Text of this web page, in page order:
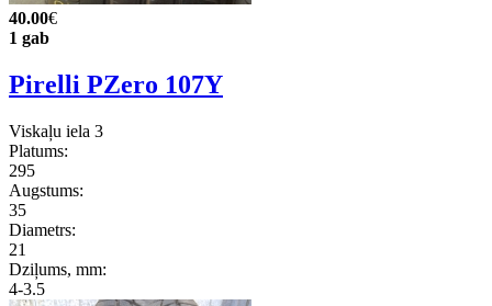
40.00€
1 gab
Pirelli PZero 107Y
Viskaļu iela 3
Platums:
295
Augstums:
35
Diametrs:
21
Dziļums, mm:
4-3.5